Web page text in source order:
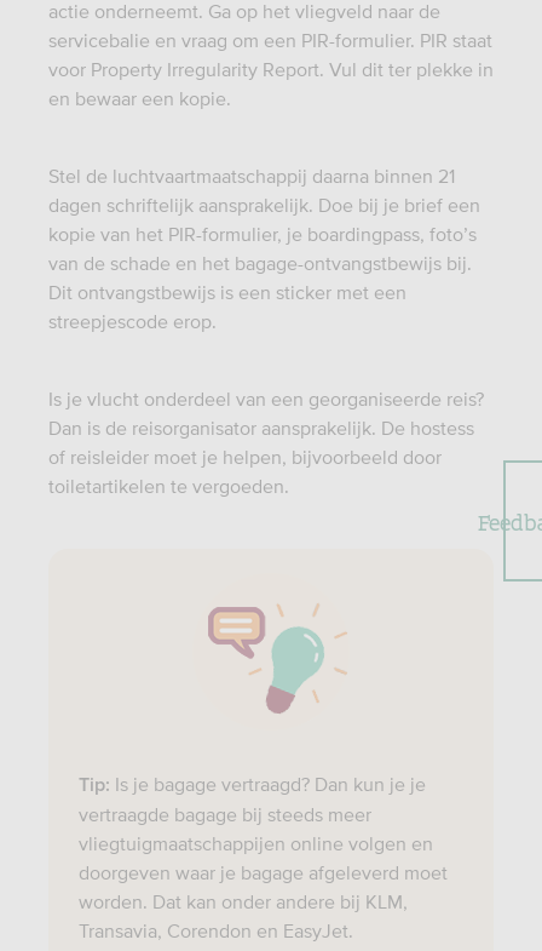
actie onderneemt. Ga op het vliegveld naar de
servicebalie en vraag om een PIR-formulier. PIR staat
voor Property Irregularity Report. Vul dit ter plekke in
en bewaar een kopie.
Stel de luchtvaartmaatschappij daarna binnen 21
dagen schriftelijk aansprakelijk. Doe bij je brief een
kopie van het PIR-formulier, je boardingpass, foto’s
van de schade en het bagage-ontvangstbewijs bij.
Dit ontvangstbewijs is een sticker met een
streepjescode erop.
Is je vlucht onderdeel van een georganiseerde reis?
Dan is de reisorganisator aansprakelijk. De hostess
of reisleider moet je helpen, bijvoorbeeld door
toiletartikelen te vergoeden.
Tip: Is je bagage vertraagd? Dan kun je je
vertraagde bagage bij steeds meer
vliegtuigmaatschappijen online volgen en
doorgeven waar je bagage afgeleverd moet
worden. Dat kan onder andere bij KLM,
Transavia, Corendon en EasyJet.